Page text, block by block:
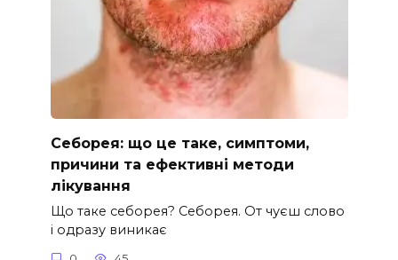
Себорея: що це таке, симптоми,
причини та ефективні методи
лікування
Що таке себорея? Себорея. От чуєш слово
і одразу виникає